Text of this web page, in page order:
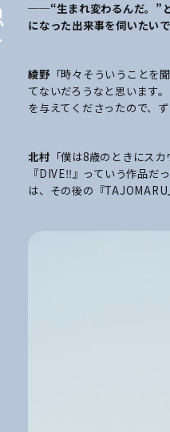
──“生まれ変わるんだ。”
になった出来事を伺いたいで
綾野 「時々そういうこと
てないだろうなと思います
を与えてくださったので、
北村 「僕は8歳のときにス
『DIVE‼』っていう作品だ
は、その後の『TAJOMARU